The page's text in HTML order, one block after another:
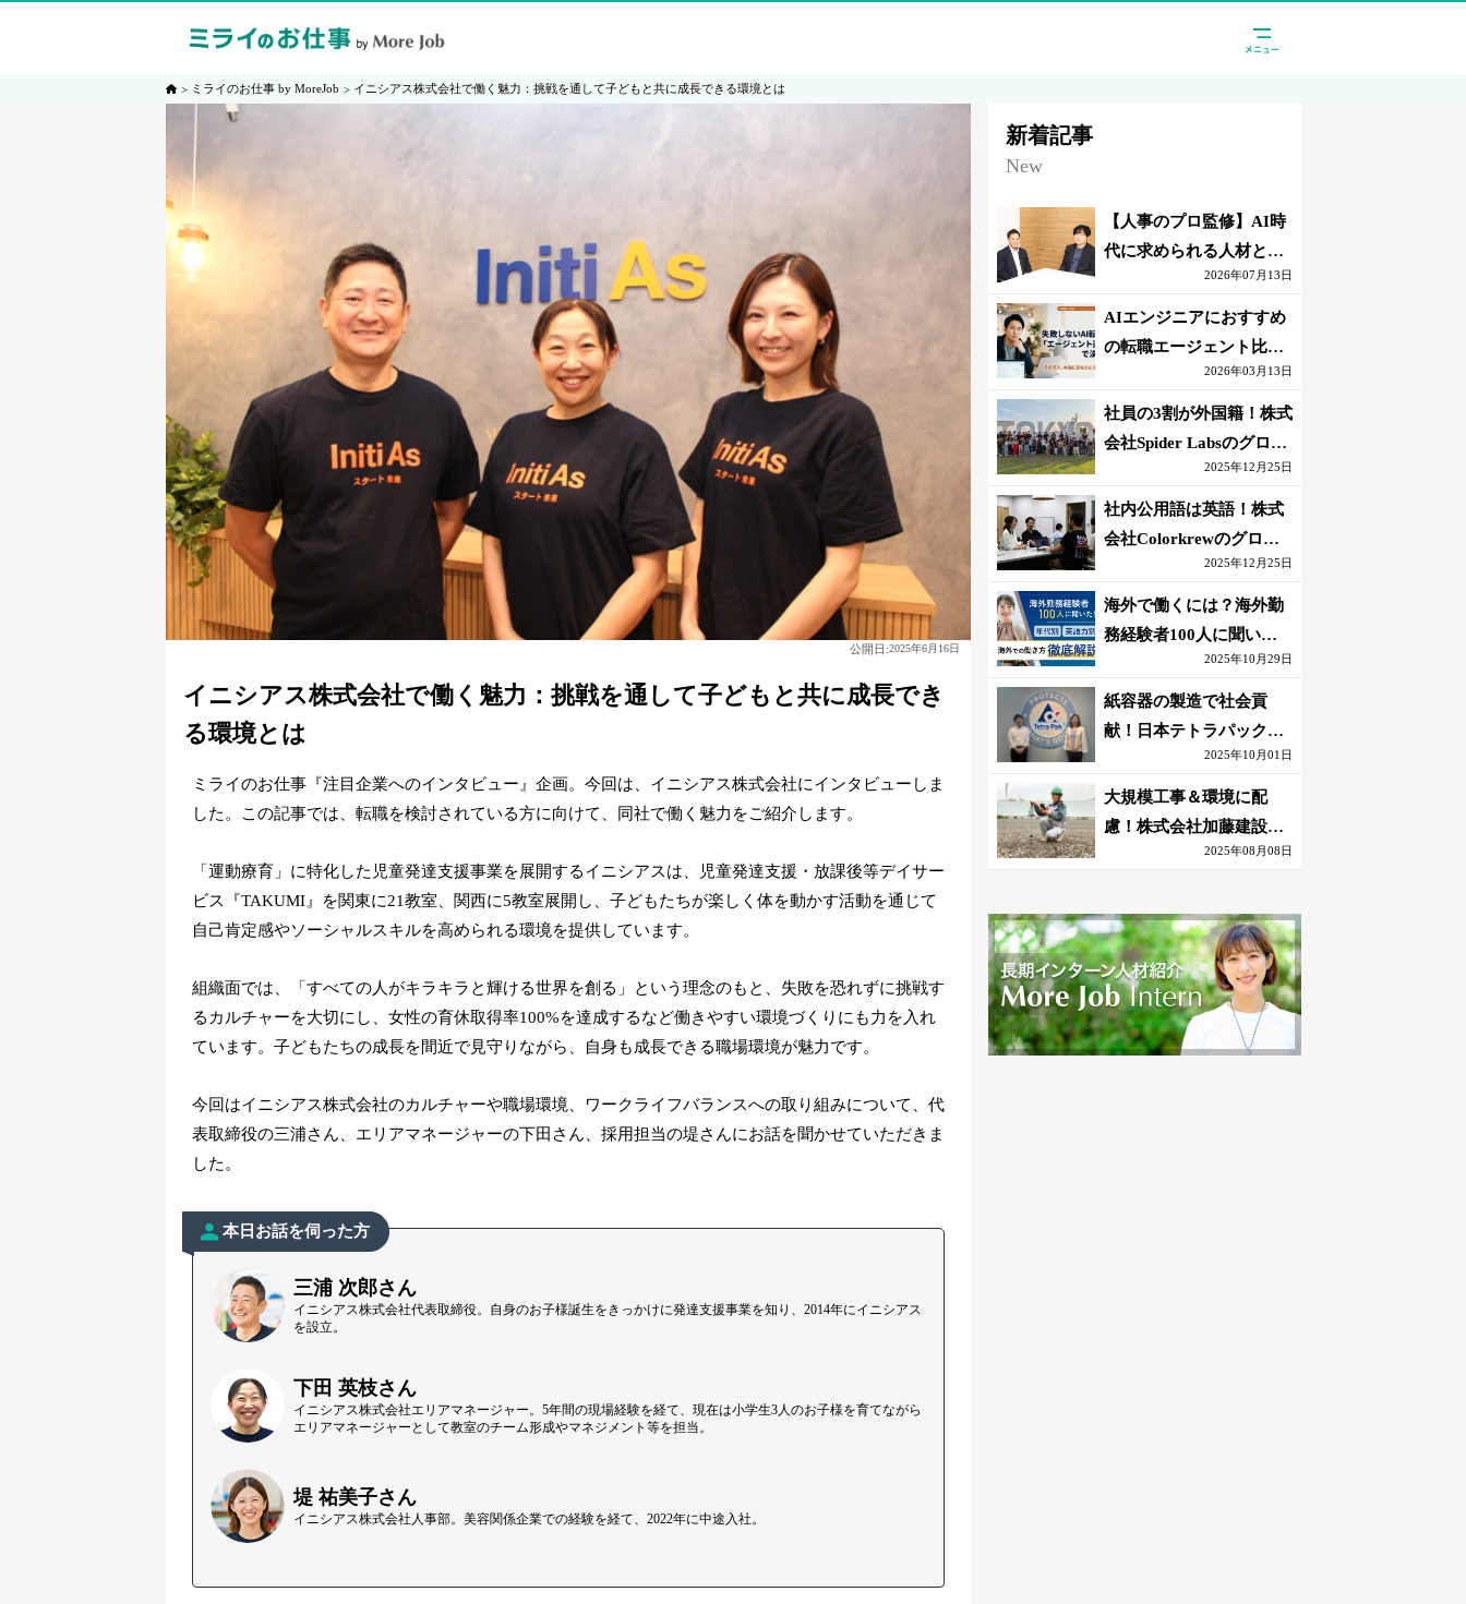
ミライのお仕事 by MoreJob イニシアス株式会社で働く魅力：挑戦を通して子どもと共に成長できる環境とは
公開日:2025年6月16日
イニシアス株式会社で働く魅力：挑戦を通して子どもと共に成長でき
る環境とは
ミライのお仕事『注目企業へのインタビュー』企画。今回は、イニシアス株式会社にインタビューしま
した。この記事では、転職を検討されている方に向けて、同社で働く魅力をご紹介します。
「運動療育」に特化した児童発達支援事業を展開するイニシアスは、児童発達支援・放課後等デイサー
ビス『TAKUMI』を関東に21教室、関西に5教室展開し、子どもたちが楽しく体を動かす活動を通じて
自己肯定感やソーシャルスキルを高められる環境を提供しています。
組織面では、「すべての人がキラキラと輝ける世界を創る」という理念のもと、失敗を恐れずに挑戦す
るカルチャーを大切にし、女性の育休取得率100%を達成するなど働きやすい環境づくりにも力を入れ
ています。子どもたちの成長を間近で見守りながら、自身も成長できる職場環境が魅力です。
今回はイニシアス株式会社のカルチャーや職場環境、ワークライフバランスへの取り組みについて、代
表取締役の三浦さん、エリアマネージャーの下田さん、採用担当の堤さんにお話を聞かせていただきま
した。
本日お話を伺った方
三浦 次郎さん
イニシアス株式会社代表取締役。自身のお子様誕生をきっかけに発達支援事業を知り、2014年にイニシアス
を設立。
下田 英枝さん
イニシアス株式会社エリアマネージャー。5年間の現場経験を経て、現在は小学生3人のお子様を育てながら
エリアマネージャーとして教室のチーム形成やマネジメント等を担当。
堤 祐美子さん
イニシアス株式会社人事部。美容関係企業での経験を経て、2022年に中途入社。
新着記事
New
【人事のプロ監修】AI時
代に求められる人材と
は？「代替されない人」
の条件
2026年07月13日
AIエンジニアにおすすめ
の転職エージェント比較
｜失敗しない選び方【採
点表つき】
2026年03月13日
社員の3割が外国籍！株式
会社Spider Labsのグロー
2025年12月25日
社内公用語は英語！株式
会社Colorkrewのグロー
バルかつ若手が輝く環境
2025年12月25日
海外で働くには？海外勤
務経験者100人に聞いた
おすすめ職種｜英語話せ
ないOK求人はある？
2025年10月29日
紙容器の製造で社会貢
献！日本テトラパック株
式会社のグローバルな環
境
2025年10月01日
大規模工事＆環境に配
慮！株式会社加藤建設の
若手が語る現場監督の働
2025年08月08日